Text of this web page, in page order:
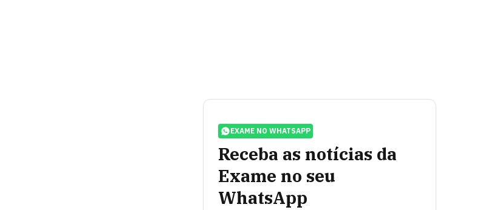
EXAME NO WHATSAPP
Receba as notícias da
Exame no seu
WhatsApp